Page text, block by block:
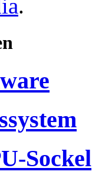
.
Sockel